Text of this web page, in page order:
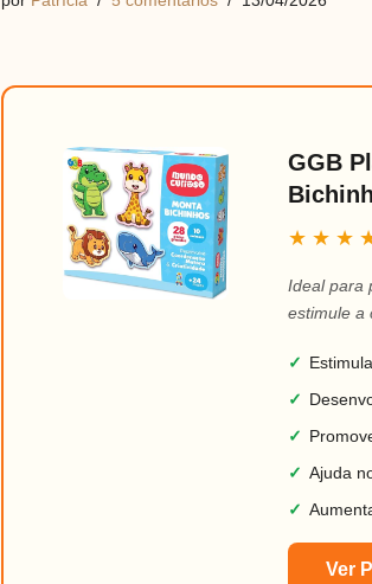
GGB
★ ★ ★
Ideal para
estimule a
✓
✓
✓
✓ Ajuda
✓
Ver